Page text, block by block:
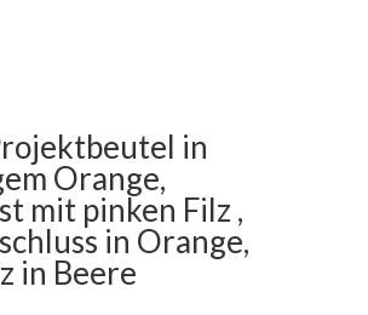
in
Orange,
mit pinken Filz ,
in Orange,
in Beere